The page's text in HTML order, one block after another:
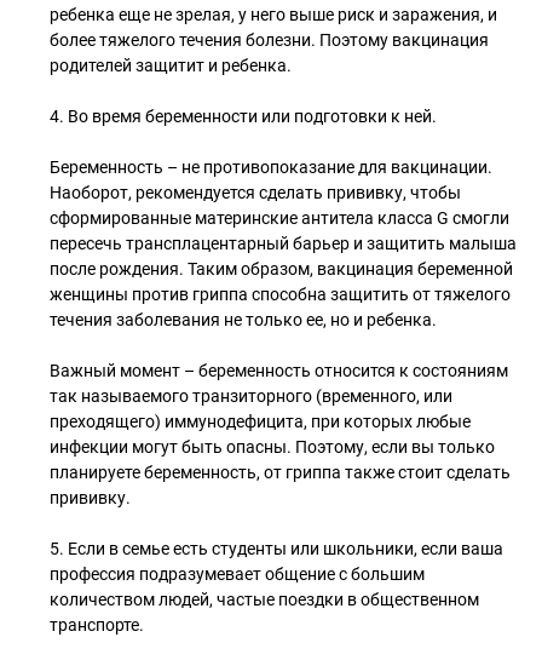
ребенка еще не зрелая, у него выше риск и заражения, и
более тяжелого течения болезни. Поэтому вакцинация
родителей защитит и ребенка.
4. Во время беременности или подготовки к ней.
Беременность – не противопоказание для вакцинации.
Наоборот, рекомендуется сделать прививку, чтобы
сформированные материнские антитела класса G смогли
пересечь трансплацентарный барьер и защитить малыша
после рождения. Таким образом, вакцинация беременной
женщины против гриппа способна защитить от тяжелого
течения заболевания не только ее, но и ребенка.
Важный момент – беременность относится к состояниям
так называемого транзиторного (временного, или
преходящего) иммунодефицита, при которых любые
инфекции могут быть опасны. Поэтому, если вы только
планируете беременность, от гриппа также стоит сделать
прививку.
5. Если в семье есть студенты или школьники, если ваша
профессия подразумевает общение с большим
количеством людей, частые поездки в общественном
транспорте.